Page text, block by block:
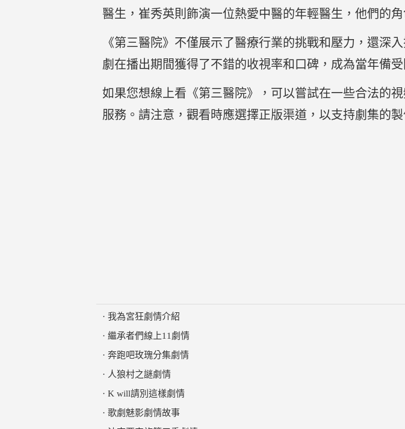
醫生，崔秀英則飾演一位熱愛中醫的年輕醫生，他們的
《第三醫院》不僅展示了醫療行業的挑戰和壓力，還深
劇在播出期間獲得了不錯的收視率和口碑，成為當年備受
如果您想線上看《第三醫院》，可以嘗試在一些合法的
服務。請注意，觀看時應選擇正版渠道，以支持劇集的製
· 我為宮狂劇情介紹
· 繼承者們線上11劇情
· 奔跑吧玫瑰分集劇情
· 人狼村之謎劇情
· K will請別這樣劇情
· 歌劇魅影劇情故事